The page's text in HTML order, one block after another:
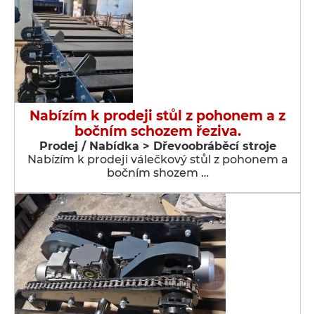
Nabízím k prodeji stůl z pohonem a z
bočním schozem řeziva.
Prodej / Nabídka > Dřevoobráběcí stroje
Nabízím k prodeji válečkový stůl z pohonem a
bočním shozem …